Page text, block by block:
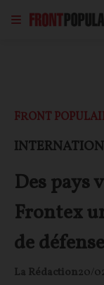
FRONT
Des pays
Frontex
de défense
La Rédaction20/